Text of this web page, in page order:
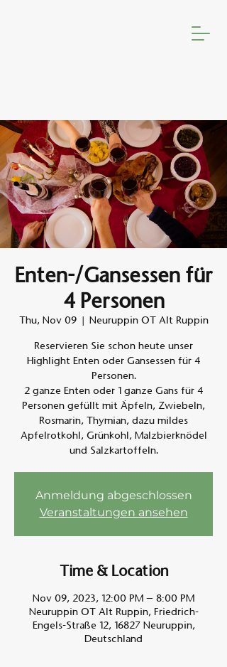
Enten-/Gansessen für
4 Personen
Thu, Nov 09
  |
Neuruppin OT Alt Ruppin
Reservieren Sie schon heute unser
Highlight Enten oder Gansessen für 4
Personen.
2 ganze Enten oder 1 ganze Gans für 4
Personen gefüllt mit Äpfeln, Zwiebeln,
Rosmarin, Thymian, dazu mildes
Apfelrotkohl, Grünkohl, Malzbierknödel
und Salzkartoffeln.
Anmeldung abgeschlossen
Veranstaltungen ansehen
Time & Location
Nov 09, 2023, 12:00 PM – 8:00 PM
Neuruppin OT Alt Ruppin, Friedrich-
Engels-Straße 12, 16827 Neuruppin,
Deutschland